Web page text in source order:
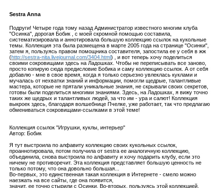
Sestra Annа
Подруги! Четыре года тому назад Администратор известного многим клуба
"Осинка", дорогая Бобик , с моей скромной помощью составила,
систематизировала и аннотировала большую коллекцию ссылок на кукольные
темы. Коллекция эта была размещена в марте 2005 года на странице "Осинки",
затем я, пользуясь правом помощника составителя, запостила ее у себя в жж
(http://sestra-nita.livejournal.com/3404.html) , и вот теперь хочу поделиться
своими сокровищами здесь на Ладошках. Чтобы не переписывать все заново,
просто копирую сюда предисловие Бобика и саму коллекцию ссылок. А от себя
добавлю - мне в свое время, когда я только серьезно увлеклась куклами и
мучалась от нехватки знаний и информации, помогли щедрые, талантливые
мастера, которые не прятали уникальные знания, не скрывали своих секретов,
готовы были поделиться многими знаниями. Здесь, на Ладошках, я вижу точно
таких же щедрых и талантливых людей, за что им - ура и салют! Коллекция
выкроек здесь, благодаря волшебнице Пчелке, уже работает, так что предлагаю
обмениваться сокровищами-ссылками в этой теме!
Коллекция ссылок "Игрушки, куклы, интерьер"
Автор: Бобик
Я тут выстроила по алфавиту коллекцию своих кукольных ссылок,
проаннотировала, потом получила от sestra ее аналогичную коллекцию,
объединила, снова выстроила по алфавиту и хочу подарить клубу, если это
ничему не противоречит. Эта коллекция представляет большую ценность не
только потому, что она довольно большая...
Во-первых, это единственная такая коллекция в Интернете - смело можно
наезжать на все сайты, где она появится,
значит, ее точно стырили с Осинки. Во-вторых, пользуясь этой коллекцией,